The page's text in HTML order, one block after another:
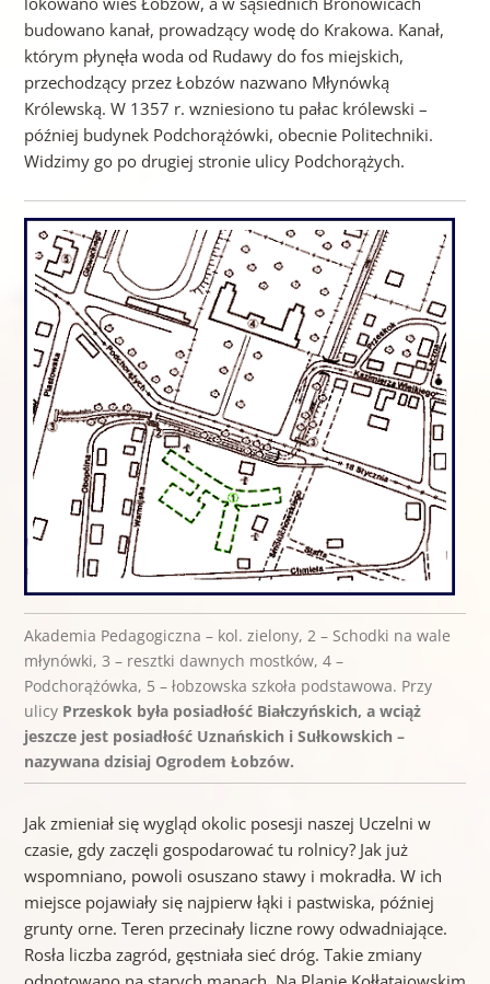
budowano kanał, prowadzący wodę do Krakowa. Kanał,
którym płynęła woda od Rudawy do fos miejskich,
przechodzący przez Łobzów nazwano Młynówką
Królewską. W 1357 r. wzniesiono tu pałac królewski –
później budynek Podchorążówki, obecnie Politechniki.
Widzimy go po drugiej stronie ulicy Podchorążych.
Akademia Pedagogiczna – kol. zielony, 2 – Schodki na wale
młynówki, 3 – resztki dawnych mostków, 4 –
Podchorążówka, 5 – łobzowska szkoła podstawowa. Przy
ulicy Przeskok była posiadłość Białczyńskich, a wciąż
jeszcze jest posiadłość Uznańskich i Sułkowskich –
nazywana dzisiaj Ogrodem Łobzów.
Jak zmieniał się wygląd okolic posesji naszej Uczelni w
czasie, gdy zaczęli gospodarować tu rolnicy? Jak już
wspomniano, powoli osuszano stawy i mokradła. W ich
miejsce pojawiały się najpierw łąki i pastwiska, później
grunty orne. Teren przecinały liczne rowy odwadniające.
Rosła liczba zagród, gęstniała sieć dróg. Takie zmiany